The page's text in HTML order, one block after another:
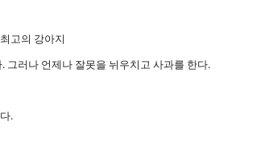
고의 강아지
그러나 언제나 잘못을 뉘우치고 사과를 한다.
.